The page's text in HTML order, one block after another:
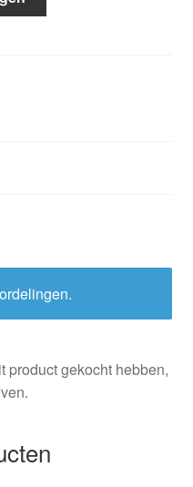
product gekocht hebben,